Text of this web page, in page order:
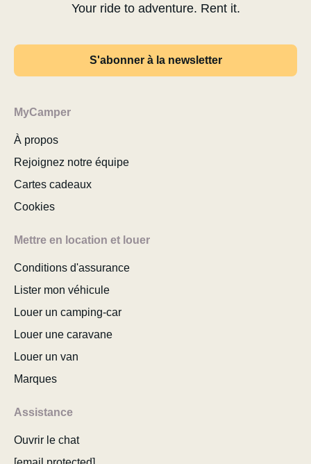
Your ride to adventure. Rent it.
S'abonner à la newsletter
MyCamper
À propos
Rejoignez notre équipe
Cartes cadeaux
Cookies
Mettre en location et louer
Conditions d'assurance
Lister mon véhicule
Louer un camping-car
Louer une caravane
Louer un van
Marques
Assistance
Ouvrir le chat